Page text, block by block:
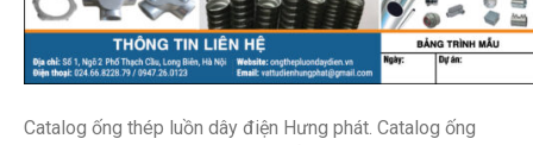
Catalog ống thép luồn dây điện Hưng phát. Catalog ống